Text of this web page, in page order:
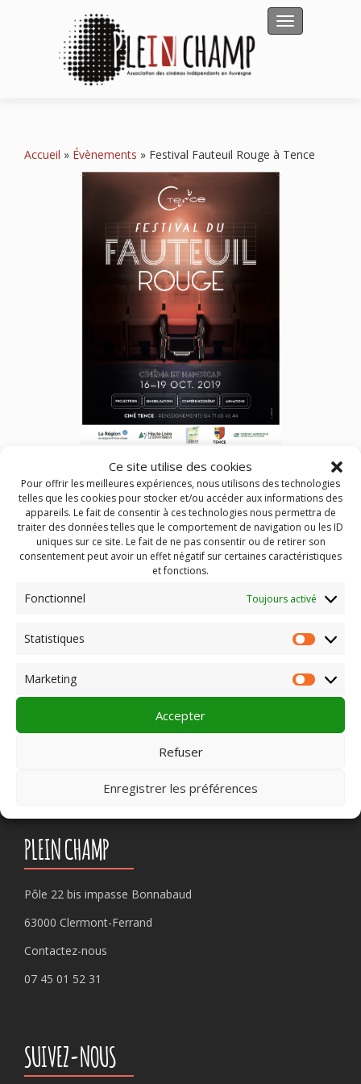
Ce site utilise des cookies
Pour offrir les meilleures expériences, nous utilisons des technologies
telles que les cookies pour stocker et/ou accéder aux informations des
appareils. Le fait de consentir à ces technologies nous permettra de
traiter des données telles que le comportement de navigation ou les ID
uniques sur ce site. Le fait de ne pas consentir ou de retirer son
consentement peut avoir un effet négatif sur certaines caractéristiques
et fonctions.
Fonctionnel Toujours activé
Statistiques
Marketing
Accepter
Refuser
Enregistrer les préférences
Afficher/
Accueil » Évènements » Festival Fauteuil Rouge à Tence
Festival Fauteuil Rouge à Tence
cinéma et handicap
Ciné-Tence organise du 16 au 19 octobre 2019 un festival
sur la question du handicap.
scolaires, conférences, animations, 4 jours très riches et
l’intégration des porteurs de handicaps.
PLEIN CHAMP
Pôle 22 bis impasse Bonnabaud
63000 Clermont-Ferrand
Contactez-nous
07 45 01 52 31
SUIVEZ-NOUS